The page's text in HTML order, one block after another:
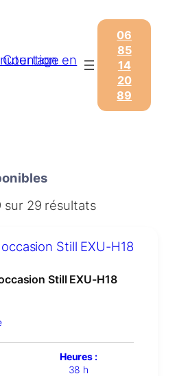
06
85
14
20
89
sur 29 résultats
Still EXU-H18
Heures :
38 h